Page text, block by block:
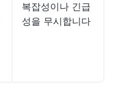
복잡성이나 긴급
성을 무시합니다